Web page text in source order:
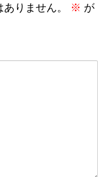
りません。 ※ が